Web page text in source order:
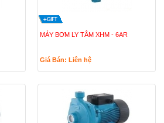
MÁY BƠM LY TÂM XHM - 6AR
Giá Bán: Liên hệ